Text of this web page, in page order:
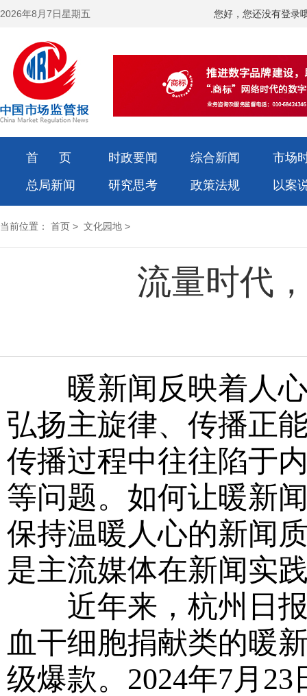
2026年8月7日星期五 您好，您还没有登录
首 页 时政要闻 综合新闻
市场
总局新闻
研究思考 政策法规 以案
当前位置： 首页 > 文化园地 >
流量时代
暖新闻反映着人心
弘扬主旋律、传播正
传播过程中往往陷于
等问题。如何让暖新
保持温暖人心的新闻
是主流媒体在新闻实
近年来，杭州日报
血干细胞捐献类的暖
级爆款。2024年7月